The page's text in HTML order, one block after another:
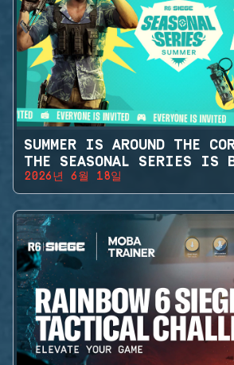
SUMMER IS AROUND THE
THE SEASONAL SERIES IS
2026년 6월 18일